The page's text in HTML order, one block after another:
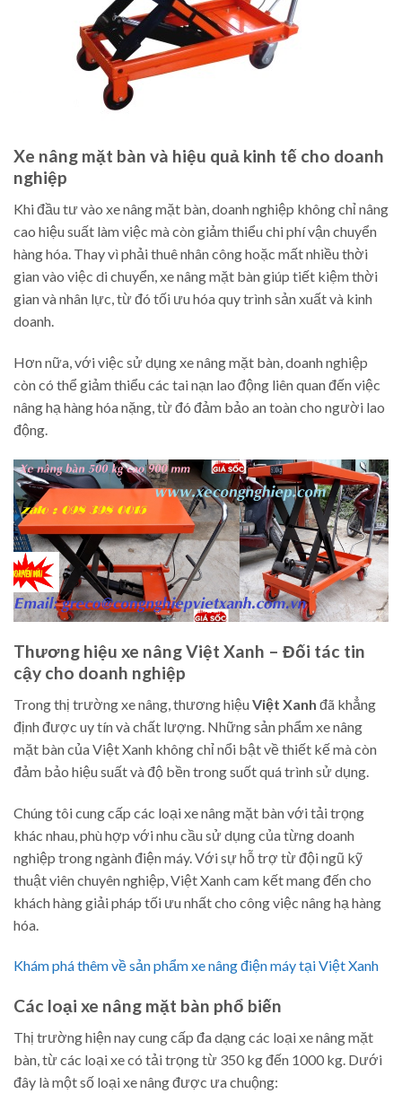
Xe nâng mặt bàn và hiệu quả kinh tế cho doanh
nghiệp
Khi đầu tư vào xe nâng mặt bàn, doanh nghiệp không chỉ nâng
cao hiệu suất làm việc mà còn giảm thiểu chi phí vận chuyển
hàng hóa. Thay vì phải thuê nhân công hoặc mất nhiều thời
gian vào việc di chuyển, xe nâng mặt bàn giúp tiết kiệm thời
gian và nhân lực, từ đó tối ưu hóa quy trình sản xuất và kinh
doanh.
Hơn nữa, với việc sử dụng xe nâng mặt bàn, doanh nghiệp
còn có thể giảm thiểu các tai nạn lao động liên quan đến việc
nâng hạ hàng hóa nặng, từ đó đảm bảo an toàn cho người lao
động.
Thương hiệu xe nâng Việt Xanh – Đối tác tin
cậy cho doanh nghiệp
Trong thị trường xe nâng, thương hiệuViệt Xanh đã khẳng
định được uy tín và chất lượng. Những sản phẩm xe nâng
mặt bàn của Việt Xanh không chỉ nổi bật về thiết kế mà còn
đảm bảo hiệu suất và độ bền trong suốt quá trình sử dụng.
Chúng tôi cung cấp các loại xe nâng mặt bàn với tải trọng
khác nhau, phù hợp với nhu cầu sử dụng của từng doanh
nghiệp trong ngành điện máy. Với sự hỗ trợ từ đội ngũ kỹ
thuật viên chuyên nghiệp, Việt Xanh cam kết mang đến cho
khách hàng giải pháp tối ưu nhất cho công việc nâng hạ hàng
hóa.
Khám phá thêm về sản phẩm xe nâng điện máy tại Việt Xanh
Các loại xe nâng mặt bàn phổ biến
Thị trường hiện nay cung cấp đa dạng các loại xe nâng mặt
bàn, từ các loại xe có tải trọng từ 350 kg đến 1000 kg. Dưới
đây là một số loại xe nâng được ưa chuộng: